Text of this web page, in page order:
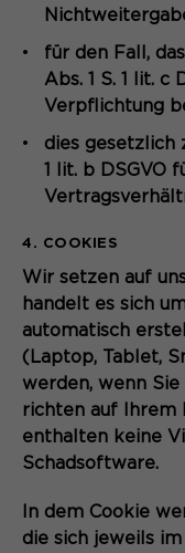
für den Fall,
Abs. 1 S. 1 lit. c
Verpflichtung
dies gesetzlich
1 lit. b DSGVO
4. COOKIES
Wir setzen auf
handelt es sich
automatisch
(Laptop, Tablet,
werden, wenn Sie
richten auf Ihrem
enthalten keine
Schadsoftware.
In dem Cookie
die sich jeweils